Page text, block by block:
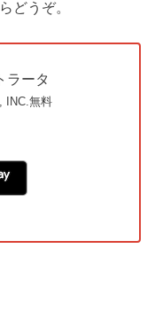
どうぞ。
ラータ
INC.無料